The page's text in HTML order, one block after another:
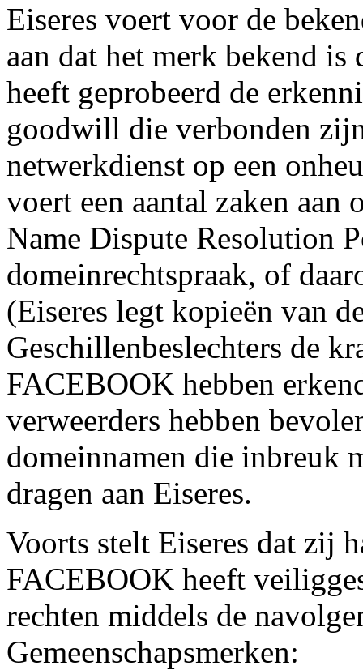
Eiseres voert voor de
aan dat het merk bekend is
heeft geprobeerd de
goodwill die verbonden
netwerkdienst op een
voert een aantal zaken
Name Dispute Resolution
domeinrechtspraak, of
(Eiseres legt kopieën van
Geschillenbeslechters de
FACEBOOK hebben
verweerders hebben
domeinnamen die inbreuk
dragen aan Eiseres.
Voorts stelt Eiseres dat zij
FACEBOOK heeft
rechten middels de
Gemeenschapsmerken: